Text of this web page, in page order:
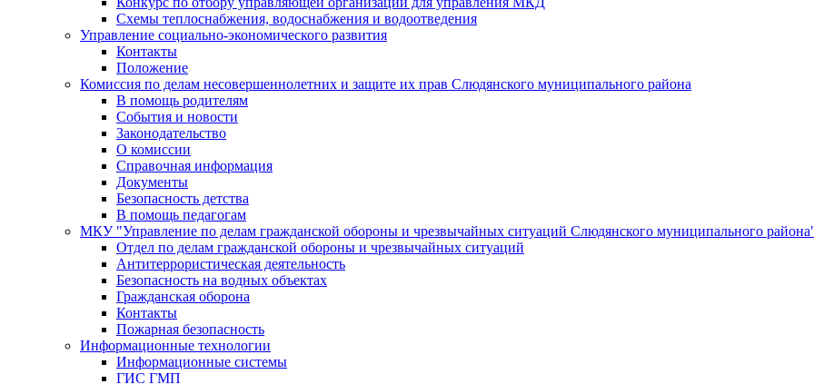
Схемы теплоснабжения, водоснабжения и водоотведения
Управление социально-экономического развития
Контакты
Положение
Комиссия по делам несовершеннолетних и защите их прав Слюдянского муниципального района
В помощь родителям
События и новости
Законодательство
О комиссии
Справочная информация
Документы
Безопасность детства
В помощь педагогам
МКУ "Управление по делам гражданской обороны и чрезвычайных ситуаций Слюдянского муниципального
Отдел по делам гражданской обороны и чрезвычайных ситуаций
Антитеррористическая деятельность
Безопасность на водных объектах
Гражданская оборона
Контакты
Пожарная безопасность
Информационные технологии
Информационные системы
ГИС ГМП